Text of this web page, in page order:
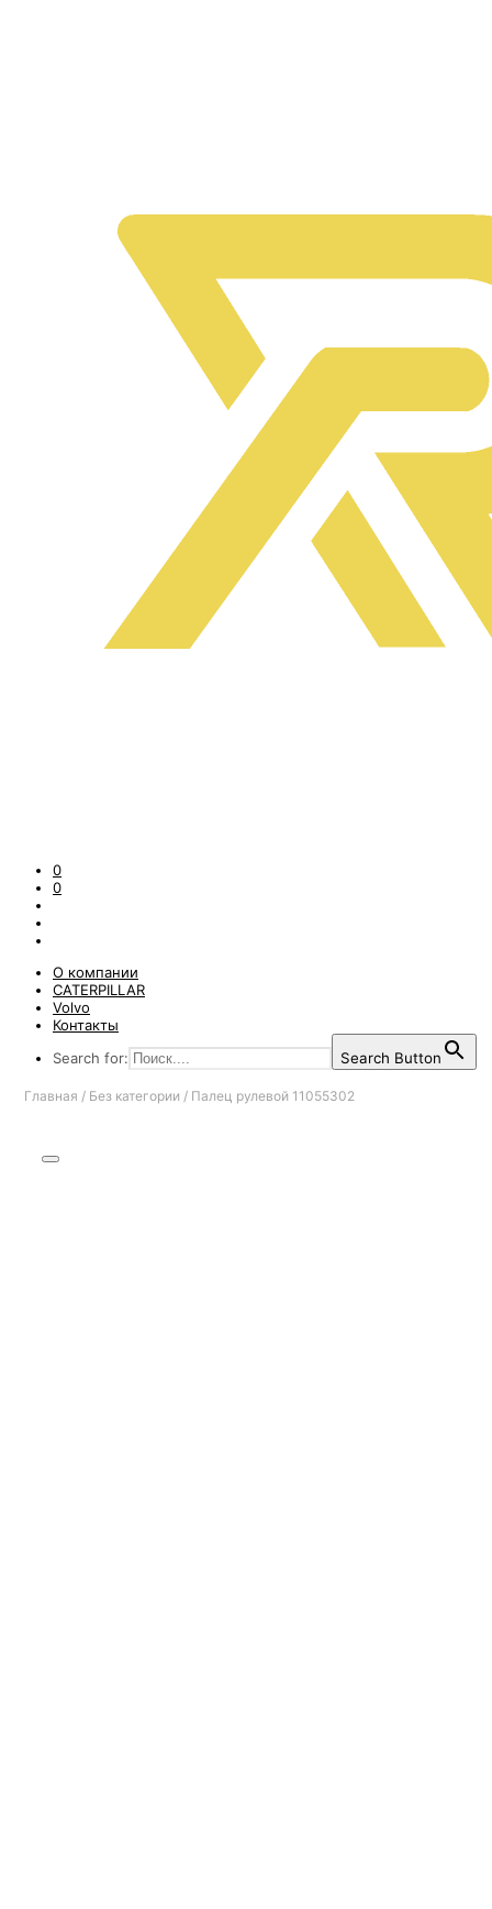
0
0
О компании
CATERPILLAR
Volvo
Контакты
Search for:
Search Button
Главная / Без категории / Палец рулевой 11055302